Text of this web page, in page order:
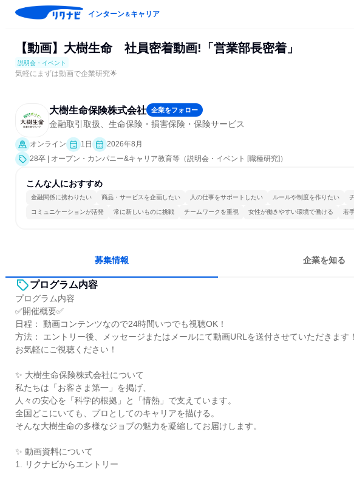
インターン＆キャリア
【動画】大樹生命 社員密着動画!「営業部長密着」
説明会・イベント
気軽にまずは動画で企業研究🌟
大樹生命保険株式会社 企業をフォロー
金融取引取扱、生命保険・損害保険・保険サービス
オンライン 1日
2026年8月
28卒 | オープン・カンパニー&キャリア教育等（説明会・イベント [職種研究]）
こんな人におすすめ
金融関係に携わりたい 商品・サービスを企画したい 人の仕事をサポートしたい ルールや制度を作りたい
コミュニケーションが活発 常に新しいものに挑戦 チームワークを重視 女性が働きやすい環境で働ける 若
募集情報 企業を知る
プログラム内容
プログラム内容
✅開催概要✅
日程： 動画コンテンツなので24時間いつでも視聴OK！
方法： エントリー後、メッセージまたはメールにて動画URLを送付させていただきます！
お気軽にご視聴ください！
✨ 大樹生命保険株式会社について
私たちは「お客さま第一」を掲げ、
人々の安心を「科学的根拠」と「情熱」で支えています。
全国どこにいても、プロとしてのキャリアを描ける。
そんな大樹生命の多様なジョブの魅力を凝縮してお届けします。
✨ 動画資料について
1. リクナビからエントリー